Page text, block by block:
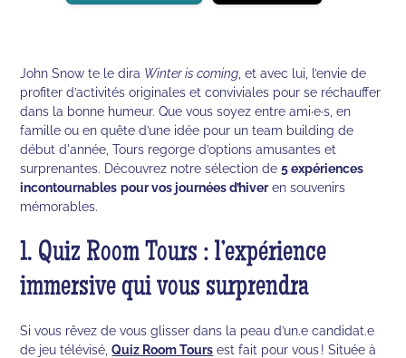
John Snow te le dira Winter is coming , et avec lui, l’envie de
profiter d’activités originales et conviviales pour se réchauffer
dans la bonne humeur. Que vous soyez entre ami·e·s, en
famille ou en quête d’une idée pour un team building de
début d'année, Tours regorge d’options amusantes et
surprenantes. Découvrez notre sélection de5 expériences
incontournables pour vos journées d’hiveren souvenirs
mémorables.
1. Quiz Room Tours : l’expérience
immersive qui vous surprendra
Si vous rêvez de vous glisser dans la peau d’un.e candidat.e
de jeu télévisé,Quiz Room Tours est fait pour vous ! Située à